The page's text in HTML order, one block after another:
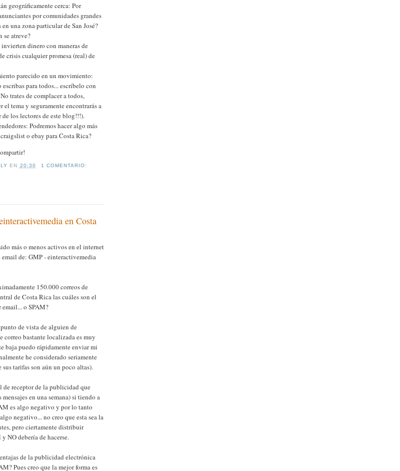
geográficamente cerca: Por
por comunidades grandes
una zona particular de San José?
se atreve?
dinero con maneras de
crisis cualquier promesa (real) de
parecido en un movimiento:
para todos... escríbelo con
trates de complacer a todos,
el tema y seguramente encontrarás a
los lectores de este blog!!!).
Podremos hacer algo más
o ebay para Costa Rica?
EN 20:30 1 COMENTARIO:
en Costa
más o menos activos en el internet
de: GMP - einteractivemedia
150.000 correos de
de Costa Rica las cuáles son el
o SPAM?
de vista de alguien de
correo bastante localizada es muy
baja puedo rápidamente enviar mi
he considerado seriamente
tarifas son aún un poco altas).
de receptor de la publicidad que
en una semana) si tiendo a
es algo negativo y por lo tanto
negativo... no creo que esta sea la
pero ciertamente distribuir
NO debería de hacerse.
de la publicidad electrónica
Pues creo que la mejor forma es